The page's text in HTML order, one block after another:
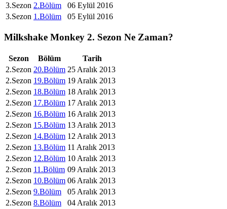
3.Sezon 2.Bölüm
06 Eylül 2016
3.Sezon 1.Bölüm 05 Eylül 2016
Milkshake Monkey 2. Sezon Ne Zaman?
Sezon Bölüm
Tarih
2.Sezon 20.Bölüm 25 Aralık 2013
2.Sezon 19.Bölüm 19 Aralık 2013
2.Sezon 18.Bölüm 18 Aralık 2013
2.Sezon 17.Bölüm 17 Aralık 2013
2.Sezon 16.Bölüm 16 Aralık 2013
2.Sezon 15.Bölüm 13 Aralık 2013
2.Sezon 14.Bölüm 12 Aralık 2013
2.Sezon 13.Bölüm 11 Aralık 2013
2.Sezon 12.Bölüm 10 Aralık 2013
2.Sezon 11.Bölüm 09 Aralık 2013
2.Sezon 10.Bölüm 06 Aralık 2013
2.Sezon 9.Bölüm
05 Aralık 2013
2.Sezon 8.Bölüm
04 Aralık 2013